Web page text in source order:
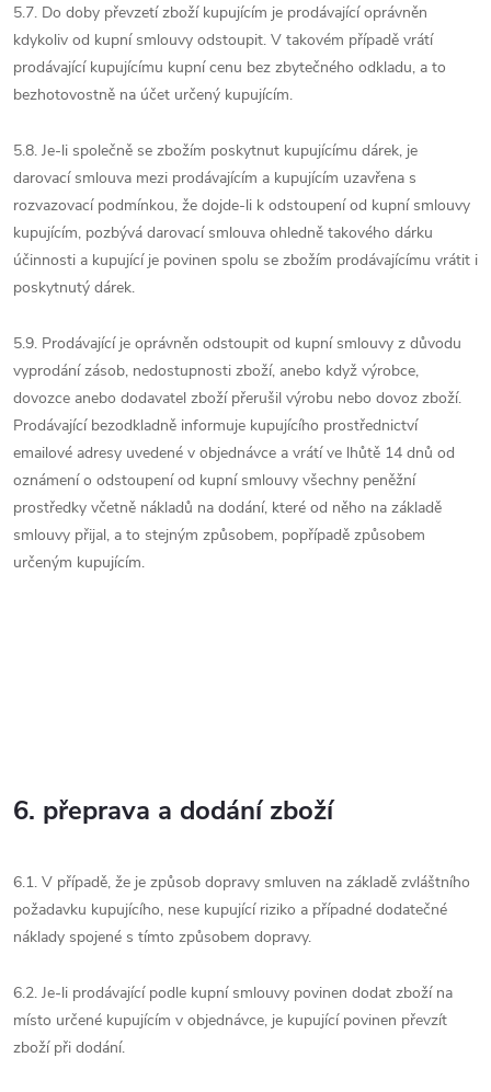
5.7. Do doby převzetí zboží kupujícím je prodávající oprávněn
kdykoliv od kupní smlouvy odstoupit. V takovém případě vrátí
prodávající kupujícímu kupní cenu bez zbytečného odkladu, a to
bezhotovostně na účet určený kupujícím.
5.8. Je-li společně se zbožím poskytnut kupujícímu dárek, je
darovací smlouva mezi prodávajícím a kupujícím uzavřena s
rozvazovací podmínkou, že dojde-li k odstoupení od kupní smlouvy
kupujícím, pozbývá darovací smlouva ohledně takového dárku
účinnosti a kupující je povinen spolu se zbožím prodávajícímu vrátit i
poskytnutý dárek.
5.9. Prodávající je oprávněn odstoupit od kupní smlouvy z důvodu
vyprodání zásob, nedostupnosti zboží, anebo když výrobce,
dovozce anebo dodavatel zboží přerušil výrobu nebo dovoz zboží.
Prodávající bezodkladně informuje kupujícího prostřednictví
emailové adresy uvedené v objednávce a vrátí ve lhůtě 14 dnů od
oznámení o odstoupení od kupní smlouvy všechny peněžní
prostředky včetně nákladů na dodání, které od něho na základě
smlouvy přijal, a to stejným způsobem, popřípadě způsobem
určeným kupujícím.
6. přeprava a dodání zboží
6.1. V případě, že je způsob dopravy smluven na základě zvláštního
požadavku kupujícího, nese kupující riziko a případné dodatečné
náklady spojené s tímto způsobem dopravy.
6.2. Je-li prodávající podle kupní smlouvy povinen dodat zboží na
místo určené kupujícím v objednávce, je kupující povinen převzít
zboží při dodání.